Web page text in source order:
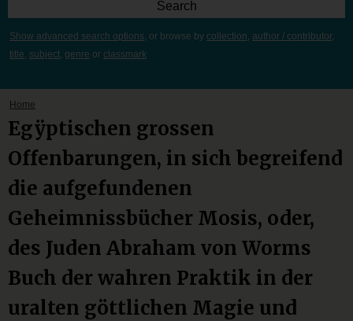
Show advanced search options, or browse by collection, author / contributor,
title, subject, genre or classmark
Home
Egÿptischen grossen
Offenbarungen, in sich begreifend
die aufgefundenen
Geheimnissbücher Mosis, oder,
des Juden Abraham von Worms
Buch der wahren Praktik in der
uralten göttlichen Magie und